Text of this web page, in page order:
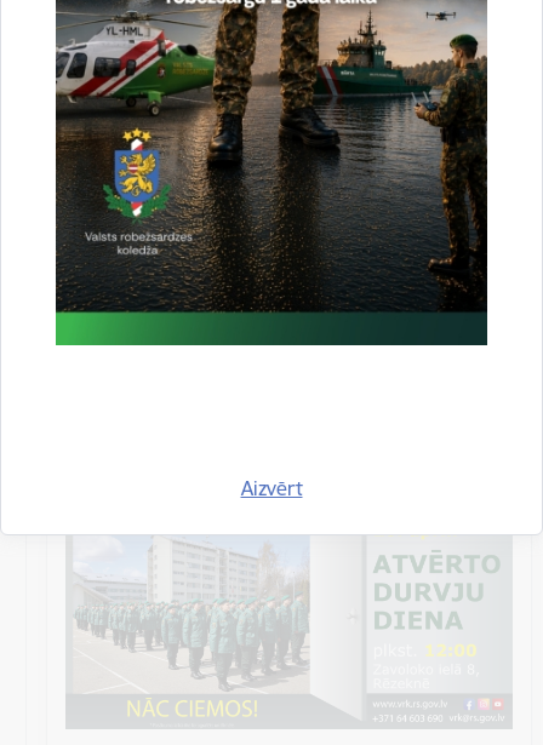
Aizvērt
profesionālās un augstākās izglītības
iestāžu izstādē “Izglītība un Karjera 2023”
Jebkurš interesents varēs iepazīties ar robežsarga
profesijas specifiku un izglītības iespējām Valsts
robežsardzes koledžā, apskatīt…
Izglītība
Datums
28. aprīlis, 2023
12.00–15.00